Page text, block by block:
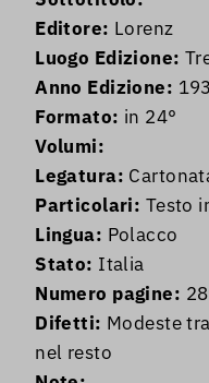
Editore: Lorenz
Luogo Edizione:
Anno Edizione:
Formato: in 24°
Volumi:
Legatura:
Particolari: Testo
Lingua: Polacco
Stato: Italia
Numero pagine:
Difetti: Modeste
nel resto